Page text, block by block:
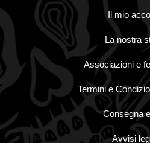
Il mio
La nostra
Associazioni e
Termini e
Consegna
Avvisi